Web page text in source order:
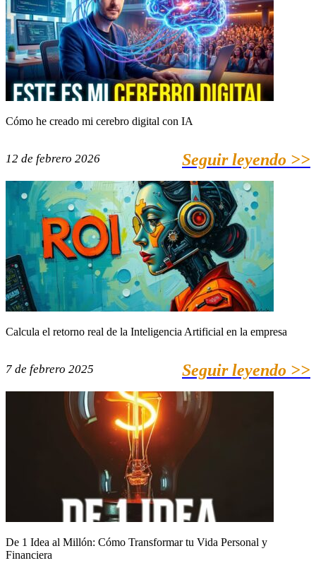
Cómo he creado mi cerebro digital con IA
12 de febrero 2026 Seguir leyendo >>
Calcula el retorno real de la Inteligencia Artificial en la empresa
7 de febrero 2025 Seguir leyendo >>
De 1 Idea al Millón: Cómo Transformar tu Vida Personal y
Financiera